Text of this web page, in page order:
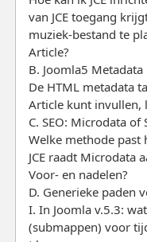
van JCE toegang
muziek-bestand te
Article?
B. Joomla5 Metadata
De HTML metadata
Article kunt invullen,
C. SEO: Microdata of
Welke methode past
JCE raadt Microdata
Voor- en nadelen?
D. Generieke paden
I. In Joomla v.5.3:
(submappen) voor